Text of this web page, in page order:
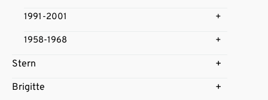
1991-2001
1958-1968
Stern
Brigitte